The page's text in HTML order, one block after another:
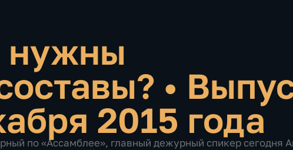
нужны
•
2015 года
наверное, миллиметров толщиной. РУЖЕЙНИКОВ: Измерять даже не надо, ты знаешь, что она там есть. ОСИПОВ: На глаз не видно, другими словами. Которая как раз улучшает характеристики того, как поршень… то есть поршень легче ходит внутри цилиндра. Я правильно понимаю? Вот так абсолютно просто выражаясь, по-простому. ПИЧУГИН: Если по-простому, то да. Если немножко сложнее, то, давайте, определимся так, у нас есть двигатель внутреннего сгорания, который морально устарел уже 40 лет назад. Уже 40 лет назад должны были быть другие двигатели. Что такое двигатель внутреннего сгорания? Это 30 процентов энергии мы тратим на трение, а потом мы ее вынуждены через радиатор куда-то справлять, в атмосферу куда-то выгонять. Что это, огромные поверхности, которые трутся друг об друга. Если мы посмотрим внимательно, то там между ними, неподвижными и подвижными частями, летают молнии, которые пробивают вот эти масляные пленочки и вырывают кусочки металла. И этот металл потом болтается в этом масле и создает уже настоящую такую серьезную износную природу. ОСИПОВ: Ну, отсюда задиры в цилиндрах, то, с чем сталкиваются люди, двигатель которых прошел больше нескольких сотен тысяч километров. ПИЧУГИН: Я хочу сказать, что в своей основе двигатель, он порочен. Я сам инженер по испытаниям двигателей внутреннего сгорания, и когда я понял это все, я тоже пришел в ужас, что, ну, вот запустили двигатель, вышли из автосалона, запустили двигатель, и все, вы его начинаете гробить с первой минуты. Это все происходит незаметно, это все происходит на микронном уровне, когда маленькие частички металла вырываются, болтаются в масле, а потом это все нагнетается, становится хуже, и, в конце концов, через три года вам уже эта машина не нравится, вы уже чувствуете, что она не так стартует, не так едет, что на ней какие-то появились сложности при разгоне и так далее. И вы стараетесь от этого избавиться. Так вот SUPROTEC, он эту проблему решает раз и навсегда. ОСИПОВ: То есть мы с вами сейчас, поправьте меня, Сергей, мы с вами пробежались коротко очень по сути технологии триботехнического состава SUPROTEC. Она заключается, по сути, в том, что образуется некий новый слой, который как раз улучшает характеристики трения, если я правильно выражаюсь. ПИЧУГИН: Именно так. ОСИПОВ: То есть он снижает потери на трение внутри самого мотора и повышает, как результат, КПД силового агрегата. ПИЧУГИН: Именно так. Но я хочу сказать, что там не нано какие-то микронные слои, там достаточно сильные слои образуются. Все зависит от степени износа. Мы однажды взяли убитую 24-ю «Волгу» и накачивали ее SUPROTEC до тех пор, пока мы не сгладили все царапины, во всех цилиндрах. ОСИПОВ: А такое тоже возможно? ПИЧУГИН: Да, мы разобрали, и у нас получилось так, что где-то 0,7 миллиметра, слой, который мы ногтем даже чувствовали, он работал с помощью SUPROTEC, с помощью вот этого минерала. ОСИПОВ: А можно ли тогда сказать, что SUPROTEC является в каком-то смысле лекарством для исправления проблем моторов, которые уже изрядным образом поизношены? Он может убрать те проблемы, которые возникли в моторе в результате очень большого количества километров, что он прошел? ПИЧУГИН: Да. Это может явиться, как лекарством, если его применять в малых объемах и постепенно, прописаны этапы на всех коробочках, на всех бутылочках. Делайте все по этапам, тогда вы его вылечите. Если вы бухнете целую бутылку туда, вы его просто убьете. Это как бы лекарство такое смертельное будет. Если вы точно так же капельку яда, таблеточку съедите, вы выздоровеете, а если вы всю пачку таблеток съедите, вы тоже умрете. РУЖЕЙНИКОВ: Давайте поподробнее остановимся, для того чтобы наши слушатели, которые захотят использовать этот триботехнический состав, вот все-таки не навредили себе. Как говорили древние греки, у них не было двигателя внутреннего сгорания, дважды капуста смерть. Вот, чтобы не убить, не навредить. ПИЧУГИН: Да. Навредить можно только тогда, когда сдуру вы берете и применяете то, что нужно применять грузовикам, вы применяете это в легковую машину. Берете 200-миллилитровую бутылку и всю ее засаживаете в двигатель. Ну, это, конечно, не хорошо. РУЖЕЙНИКОВ: То есть забьется что-то или что? ПИЧУГИН: Ничто не забьется кроме вашего масляного фильтра. Потому что произойдет следующее. Если вы слишком много добавили SUPROTEC, ту дозу, которая не рекомендуется, SUPROTEC счистит всю грязь, все лаки со всех поверхностей, которые образовались за время эксплуатации двигателя. РУЖЕЙНИКОВ: И все это пойдет в фильтр. ПИЧУГИН: Все это он забьет в фильтр и произойдет сплющивание фильтра, потому что он не сможет дальше прогонять масло. То есть насос будет тянуть, фильтр будет плющиться. Вот и все, что вы получите. ОСИПОВ: А проходимости нет. ПИЧУГИН: Вы получите сплющенный фильтр, у вас загорится значок, и до свидания. Вы или должны быстренько поменять фильтр, или вы потеряете двигатель. ОСИПОВ: Сергей, я знаю, что вы в своей компании очень активно применяете SUPROTEC. А ведь в вашей компании находятся не только легковушки и не только грузовики, у вас ведь очень много различного рода специальной техники, где также применяется SUPROTEC. Вот какой вы заметили эффект от применения триботехнических составов? Почему вы вообще решили? Ну, почему, я догадываюсь. РУЖЕЙНИКОВ: Сорвал с языка. Но, тем не менее, зачем? ПИЧУГИН: Зачем? Рассказываю. У нас в компании есть экскаватор НЬЮХОЛАНД 250. Мы его приобрели в 2006 году. Через 4 года те слесаря, которые приезжали к нам менять масло, менять фильтры и все такое, потому что это японская техника, нужно специализированных. Они говорят: «Ребят, вот за 4 года из той партии, которая пришла из Японии, состав целый этих экскаваторов, остался один ваш. Что вы с ним делаете, что он у вас такой живучий?» Мы говорим: «Да мы, в общем-то, применяем SUPROTEC, и мы думали, что все так делают». Они говорят: «Да нет, уже стрела отдельно, гусеница отдельно, двигатель продали на запчасти» и так далее. РУЖЕЙНИКОВ: Воруют, может, просто? ПИЧУГИН: Ни одного экскаватора, который вместе с нашим пришел и работал в московском регионе, не осталось целым. ОСИПОВ: А он сейчас живой, этот экскаватор? ПИЧУГИН: Живой, целый, работает. ОСИПОВ: Простите, а в нем обработано SUPROTEC все или какие-то только отдельные части, двигатель, я не знаю? ПИЧУГИН: Двигатель, в первую очередь, мы его обрабатываем при каждой замене масла. Замену масла мы производим через 1 тысячу моточасов. Хотя японцы написали через 500 надо производить. Через 500 мы меняем еще только фильтр. Прошло 500 часов мы фильтр поменяли, следующие 500 часов поменяли масло с фильтром. ОСИПОВ: А каков эффект? Кроме того, с экскаватором понятно, вы увеличили